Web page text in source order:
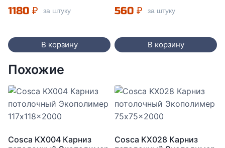
1180 ₽ за штуку
В корзину
560 ₽ за штуку
В корзину
Похожие
Cosca KX004 Карниз
Cosca KX028 Карниз